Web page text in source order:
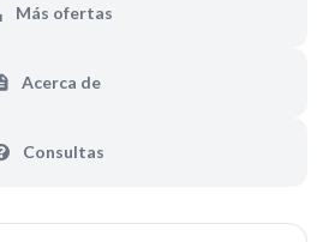
Más ofertas
Acerca de
Consultas